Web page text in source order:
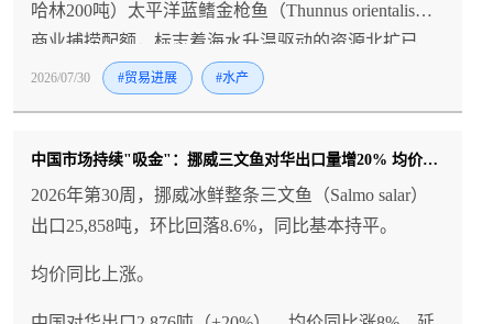
哈林200吨）太平洋蓝鳍金枪鱼（Thunnus orientalis）
商业捕捞配额，标志着海水升温驱动的资源北扩已
从"偶发现象"正式转化为"制度性产业机会"，2025年
俄罗斯于2024年6月立法变更后的单边TAC权力（非
WCPFC成员、不受其分配规则约束）更使其在蓝鳍金
枪鱼国际管理体系中占据了独特的"独立玩家"地位；
的爆发式增长（2025年零售端金枪鱼销量+65%、销售
额+75%，进口量达32,000吨）为本土开发提供了充足
2026/07/30 #贸易进展 #水产
中国市场持续"吸金"：挪威三文鱼对华出口量增20% 均价涨8%
2026年第30周，挪威冰鲜整条三文鱼（Salmo salar）
出口25,858吨，环比回落8.6%，同比基本持平。
均价同比上涨。